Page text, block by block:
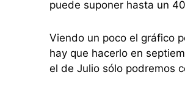
puede suponer hasta un
Viendo un poco el gráfico
hay que hacerlo en
el de Julio sólo podremos